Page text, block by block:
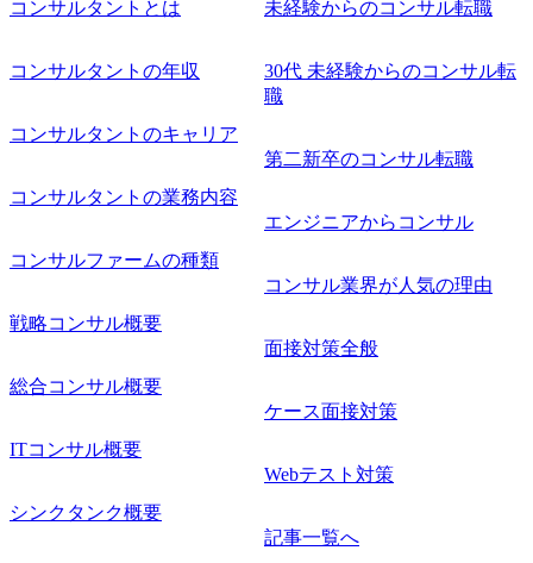
規事業開発にも興味があり、ゆくゆくはチャレンジしてみ
コンサルタントとは
コンサルタントの年収
コンサルタントのキャリア
コンサルタントの業務内容
コンサルファームの種類
戦略コンサル概要
総合コンサル概要
ITコンサル概要
シンクタンク概要
未経験からのコンサル転職
30代 未経験からのコンサル転
職
第二新卒のコンサル転職
エンジニアからコンサル
コンサル業界が人気の理由
面接対策全般
ケース面接対策
Webテスト対策
記事一覧へ